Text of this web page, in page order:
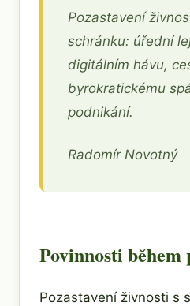
Pozastavení
schránku: úřední
digitálním hávu,
byrokratickému
podnikání.
Radomír Novotný
Povinnosti během
Pozastavení živnosti s